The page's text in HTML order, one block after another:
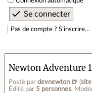
Pas de compte ? S’inscrire…
Newton Adventure
Posté par devnewton 🍺 (site
Édité par 5 personnes.